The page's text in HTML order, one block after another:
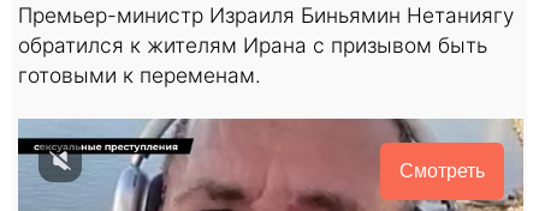
Премьер-министр Израиля Биньямин Нетаниягу
обратился к жителям Ирана с призывом быть
готовыми к переменам.
Смотреть